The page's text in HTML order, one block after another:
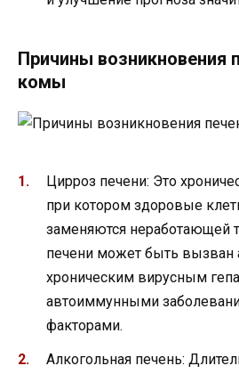
Причины возникновения
комы
Цирроз печени: Это
при котором здоровые
заменяются неработающей
печени может быть вызван
хроническим вирусным
автоиммунными
факторами.
Алкогольная печень: